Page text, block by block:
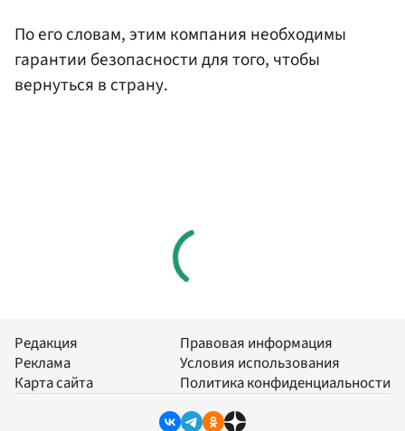
По его словам, этим компания необходимы
гарантии безопасности для того, чтобы
вернуться в страну.
Редакция
Реклама
Карта сайта
Правовая информация
Условия использования
Политика конфиденциальности